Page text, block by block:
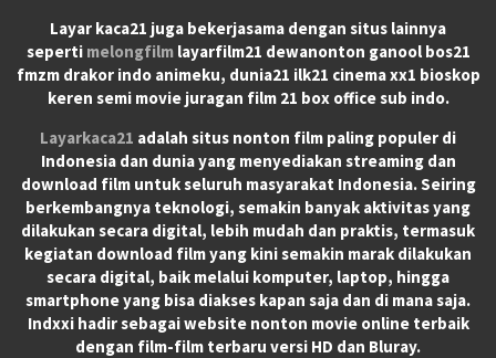
Layar kaca21 juga bekerjasama dengan situs lainnya
seperti melongfilmlayarfilm21 dewanonton ganool bos21
fmzm drakor indo animeku, dunia21 ilk21 cinema xx1 bioskop
keren semi movie juragan film 21 box office sub indo.
Layarkaca21 adalah situs nonton film paling populer di
Indonesia dan dunia yang menyediakan streaming dan
download film untuk seluruh masyarakat Indonesia. Seiring
berkembangnya teknologi, semakin banyak aktivitas yang
dilakukan secara digital, lebih mudah dan praktis, termasuk
kegiatan download film yang kini semakin marak dilakukan
secara digital, baik melalui komputer, laptop, hingga
smartphone yang bisa diakses kapan saja dan di mana saja.
Indxxi hadir sebagai website nonton movie online terbaik
dengan film-film terbaru versi HD dan Bluray.